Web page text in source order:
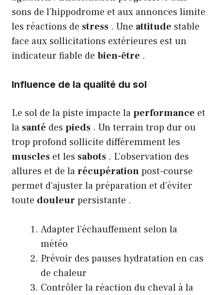
sons de l’hippodrome et aux annonces limite
les réactions de stress . Une attitude stable
face aux sollicitations extérieures est un
indicateur fiable de bien-être .
Influence de la qualité du sol
Le sol de la piste impacte laperformance et
la santé des pieds . Un terrain trop dur ou
trop profond sollicite différemment les
muscles et les sabots . L’observation des
allures et de larécupérationpost-course
permet d’ajuster la préparation et d’éviter
toute douleur persistante .
Adapter l’échauffement selon la
météo
Prévoir des pauses hydratation en cas
de chaleur
Contrôler la réaction du cheval à la